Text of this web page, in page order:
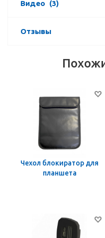
Видео (3)
Отзывы
Чехол блокиратор для
планшета